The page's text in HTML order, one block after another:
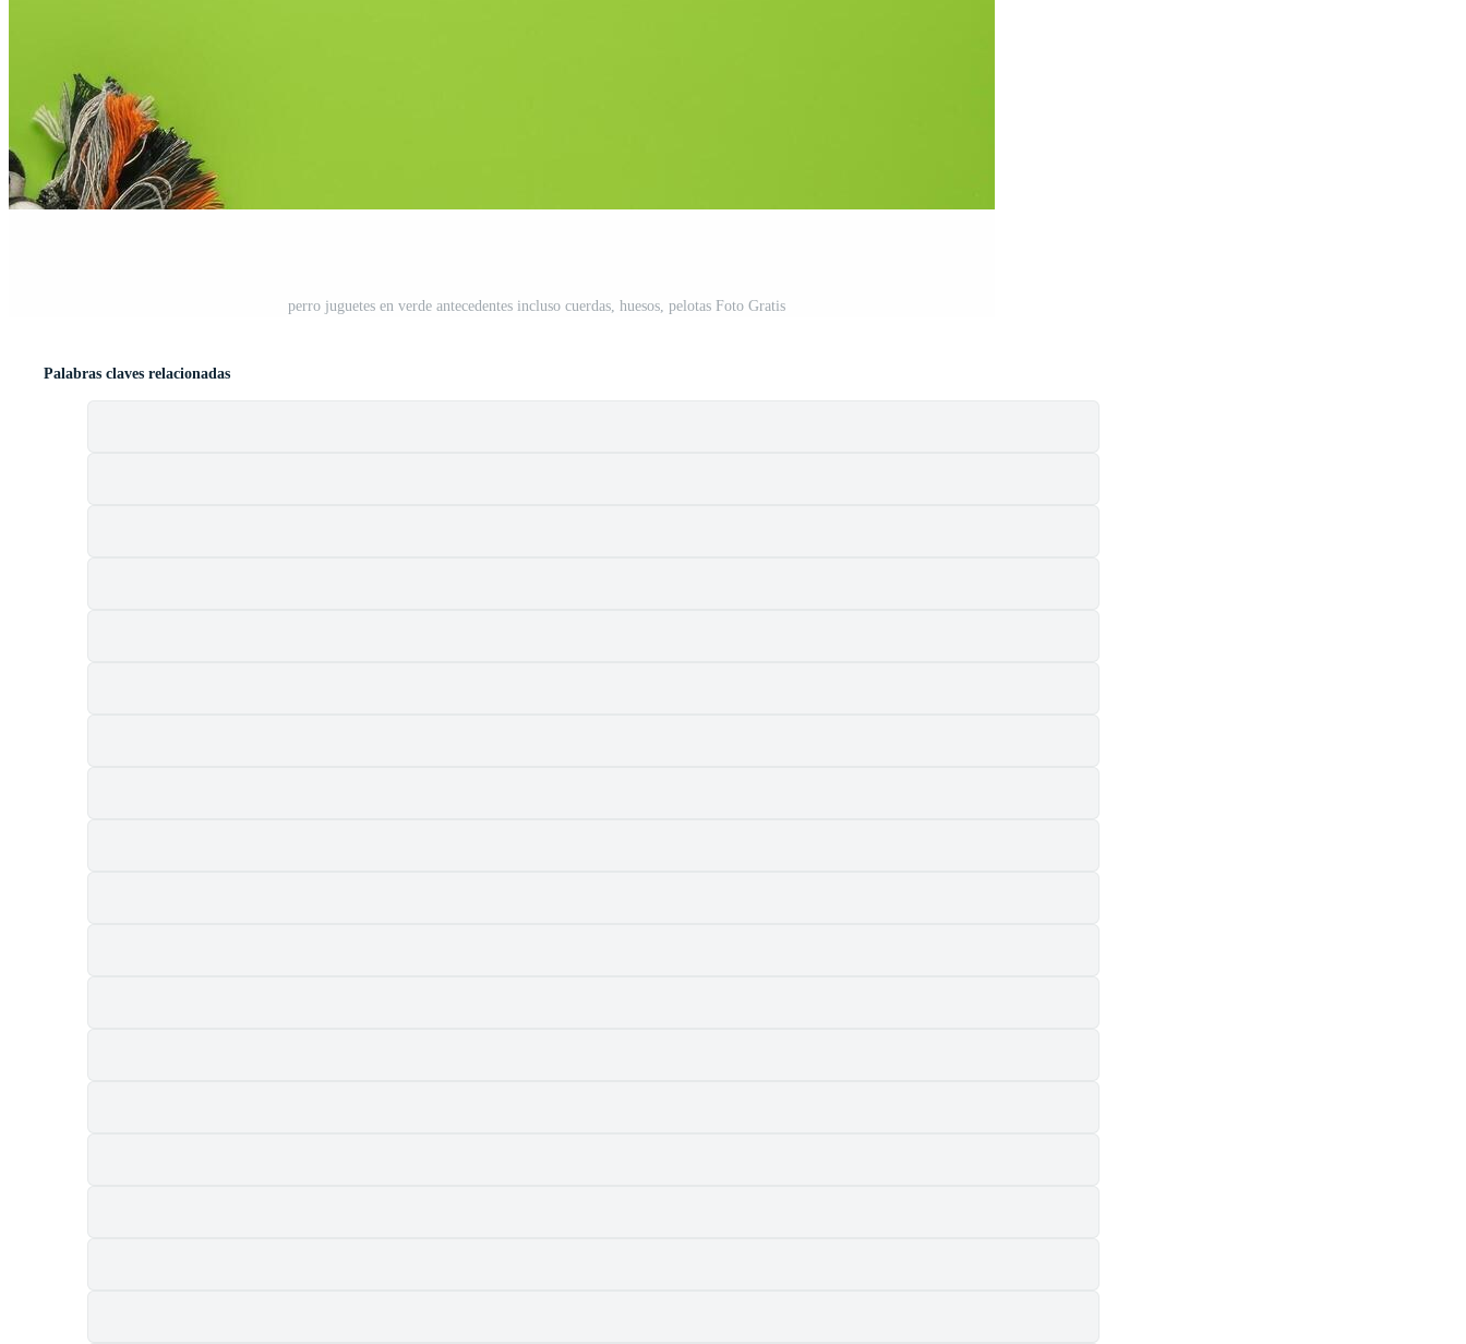
perro juguetes en verde antecedentes incluso cuerdas, huesos, pelotas Foto Gratis
Palabras claves relacionadas